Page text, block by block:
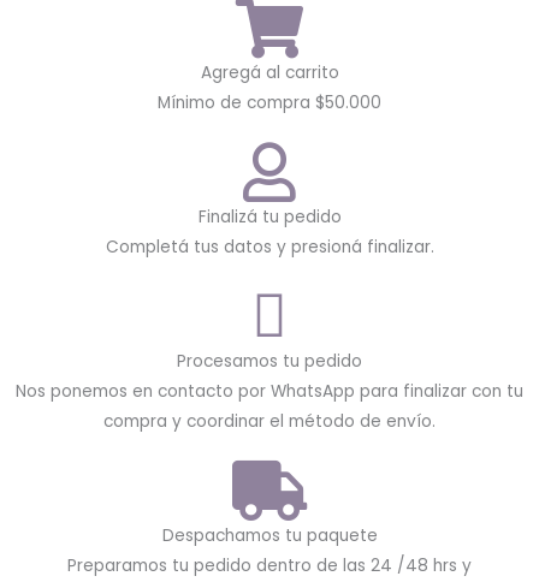
Agregá al carrito
Mínimo de compra $50.000
Finalizá tu pedido
Completá tus datos y presioná finalizar.
Procesamos tu pedido
Nos ponemos en contacto por WhatsApp para finalizar con tu
compra y coordinar el método de envío.
Despachamos tu paquete
Preparamos tu pedido dentro de las 24 /48 hrs y